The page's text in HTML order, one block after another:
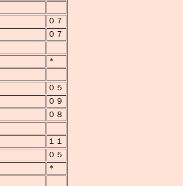
０７
０７
＊
０５
０９
０８
１１
０５
＊